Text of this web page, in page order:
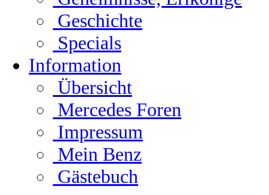
Geschichte
Specials
Information
Übersicht
Mercedes Foren
Impressum
Mein Benz
Gästebuch